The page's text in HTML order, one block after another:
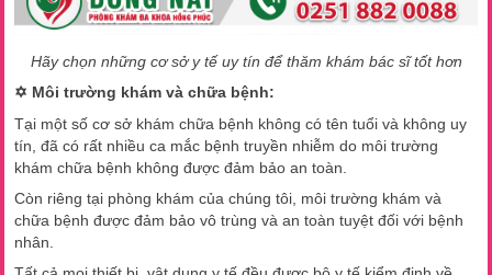
Hãy chọn những cơ sở y tế uy tín để thăm khám bác sĩ tốt hơn
✡ Môi trường khám và chữa bệnh:
Tại một số cơ sở khám chữa bệnh không có tên tuổi và không uy
tín, đã có rất nhiều ca mắc bệnh truyền nhiễm do môi trường
khám chữa bệnh không được đảm bảo an toàn.
Còn riêng tại phòng khám của chúng tôi, môi trường khám và
chữa bệnh được đảm bảo vô trùng và an toàn tuyệt đối với bệnh
nhân.